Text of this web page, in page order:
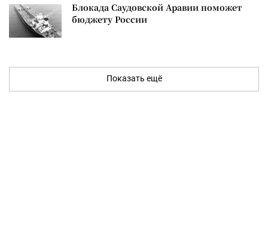
Блокада Саудовской Аравии поможет
бюджету России
Показать ещё